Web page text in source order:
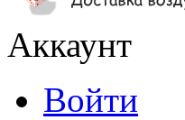
Аккаунт
Войти